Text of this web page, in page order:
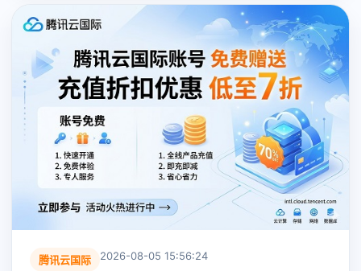
腾讯云国际 2026-08-05 15:56:24